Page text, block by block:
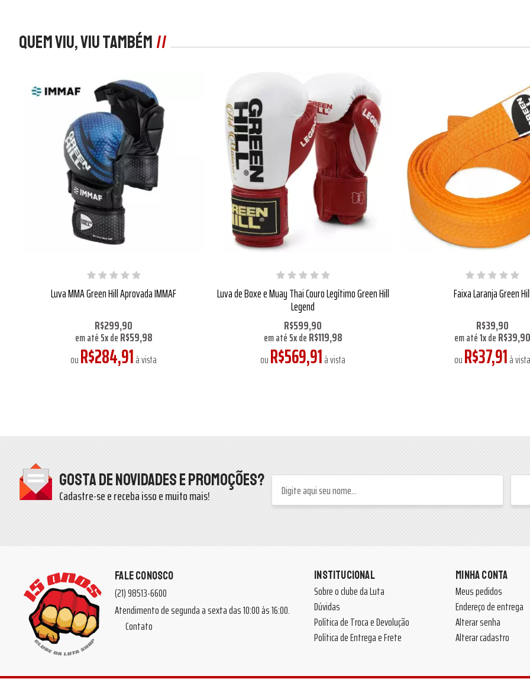
Quem viu, viu também
Luva MMA Green Hill Aprovada IMMAF
R$299,90
em até5xdeR$59,98
ouR$284,91à vista
Luva de Boxe e Muay Thai Couro Legítimo Green Hill
Legend
R$599,90
em até5xdeR$119,98
ouR$569,91à vista
Faixa Laranja Green
R$39,90
em até1xdeR$39,90
ouR$37,91à vista
Gosta de novidades e promoções?
Cadastre-se e receba isso e muito mais!
FALE CONOSCO
(21) 98513-6600
Atendimento de segunda a sexta das 10:00 às 16:00.
Contato
INSTITUCIONAL
Sobre o clube da Luta
Dúvidas
Política de Troca e Devolução
Política de Entrega e Frete
MINHA CONTA
Meus pedidos
Endereço de entrega
Alterar senha
Alterar cadastro